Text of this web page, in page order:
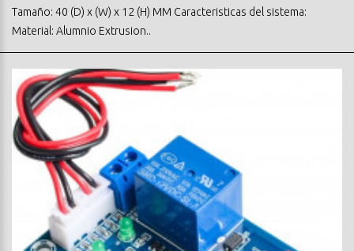
Tamaño: 40 (D) x (W) x 12 (H) MM Caracteristicas del sistema:
Material: Alumnio Extrusion..